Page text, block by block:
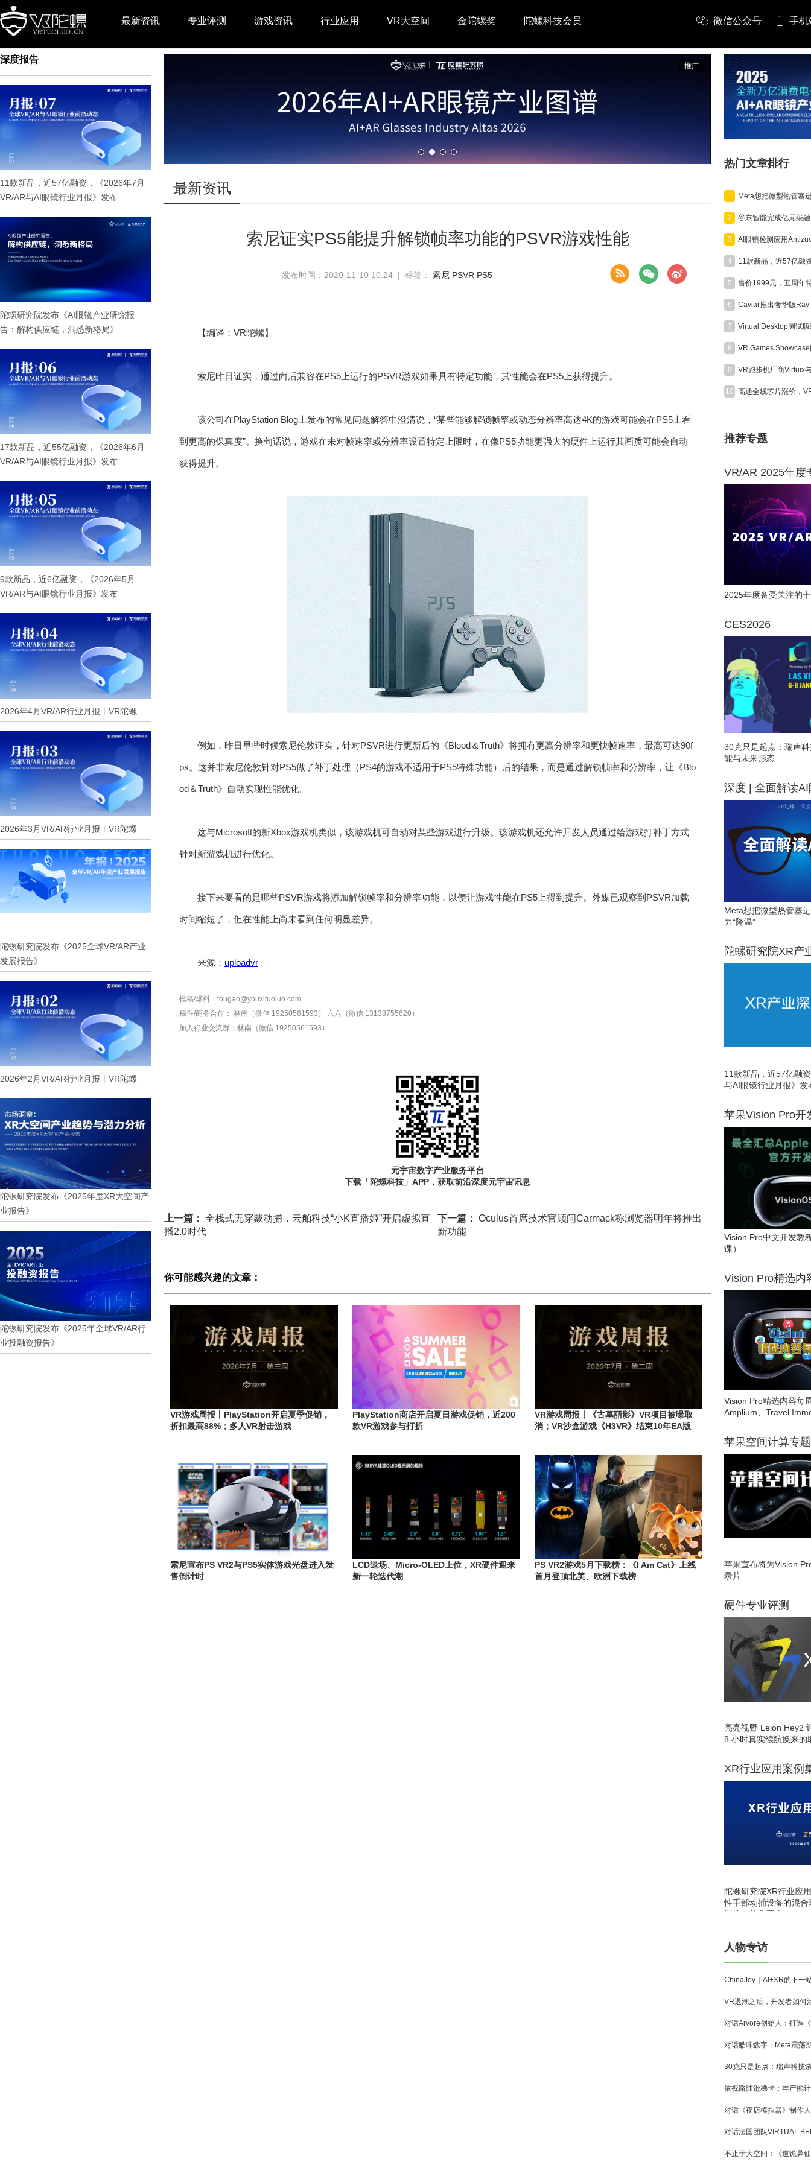
最新资讯 专业评测 游戏资讯 行业应用 VR大空间 金陀螺奖 陀螺科技会员 微信公众号 手机
深度报告
11款新品，近57亿融资，《2026年7月
VR/AR与AI眼镜行业月报》发布
陀螺研究院发布《AI眼镜产业研究报
告：解构供应链，洞悉新格局》
17款新品，近55亿融资，《2026年6月
VR/AR与AI眼镜行业月报》发布
9款新品，近6亿融资，《2026年5月
VR/AR与AI眼镜行业月报》发布
2026年4月VR/AR行业月报丨VR陀螺
2026年3月VR/AR行业月报丨VR陀螺
陀螺研究院发布《2025全球VR/AR产业
发展报告》
2026年2月VR/AR行业月报丨VR陀螺
陀螺研究院发布《2025年度XR大空间产
业报告》
陀螺研究院发布《2025年全球VR/AR行
业投融资报告》
推广
最新资讯
索尼证实PS5能提升解锁帧率功能的PSVR游戏性能
发布时间：2020-11-10 10:24 | 标签： 索尼 PSVR PS5
【编译：VR陀螺】
索尼昨日证实，通过向后兼容在PS5上运行的PSVR游戏如果具有特定功能，其性能会在PS5上获得提升。
该公司在PlayStation Blog上发布的常见问题解答中澄清说，“某些能够解锁帧率或动态分辨率高达4K的游戏可能会在PS5上看
到更高的保真度”。换句话说，游戏在未对帧速率或分辨率设置特定上限时，在像PS5功能更强大的硬件上运行其画质可能会自动
获得提升。
例如，昨日早些时候索尼伦敦证实，针对PSVR进行更新后的《Blood＆Truth》将拥有更高分辨率和更快帧速率，最高可达90f
ps。这并非索尼伦敦针对PS5做了补丁处理（PS4的游戏不适用于PS5特殊功能）后的结果，而是通过解锁帧率和分辨率，让《Blo
od＆Truth》自动实现性能优化。
这与Microsoft的新Xbox游戏机类似，该游戏机可自动对某些游戏进行升级。该游戏机还允许开发人员通过给游戏打补丁方式
针对新游戏机进行优化。
接下来要看的是哪些PSVR游戏将添加解锁帧率和分辨率功能，以便让游戏性能在PS5上得到提升。外媒已观察到PSVR加载
时间缩短了，但在性能上尚未看到任何明显差异。
来源： uploadvr
投稿/爆料：tougao@youxituoluo.com
稿件/商务合作： 林南（微信 19250561593）
六六（微信 13138755620）
加入行业交流群： 林南（微信 19250561593）
元宇宙数字产业服务平台
下载「陀螺科技」APP，获取前沿深度元宇宙讯息
上一篇： 全栈式无穿戴动捕，云舶科技“小K直播姬”开启虚拟直
播2.0时代
下一篇： Oculus首席技术官顾问Carmack称浏览器明年将推出
新功能
你可能感兴趣的文章：
VR游戏周报丨PlayStation开启夏季促销，
折扣最高88%；多人VR射击游戏
PlayStation商店开启夏日游戏促销，近200
款VR游戏参与打折
VR游戏周报丨《古墓丽影》VR项目被曝取
消；VR沙盒游戏《H3VR》结束10年EA版
索尼宣布PS VR2与PS5实体游戏光盘进入发
售倒计时
LCD退场、Micro-OLED上位，XR硬件迎来
新一轮迭代潮
PS VR2游戏5月下载榜：《I Am Cat》上线
首月登顶北美、欧洲下载榜
热门文章排行
1
2
3
4
5
6
7
8
9
10
推荐专题
VR/AR 2025年度
2025年度备受关注的
CES2026
30克只是起点：瑞声
能与未来形态
深度 | 全面解读AI
Meta想把微型热管塞
力“降温”
陀螺研究院XR产
11款新品，近57亿融
与AI眼镜行业月报》发
苹果Vision Pro开
Vision Pro中文开发教
课）
Vision Pro精选内
Vision Pro精选内容每
Amplium、Travel
苹果空间计算专题
苹果宣布将为Vision
录片
硬件专业评测
亮亮视野 Leion Hey2
8 小时真实续航换来的
XR行业应用案例
陀螺研究院XR行业应
性手部动捕设备的混
训练一体化平台
人物专访